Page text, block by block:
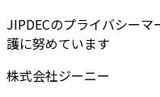
JIPDECのプライバシー
護に努めています
株式会社ジーニー